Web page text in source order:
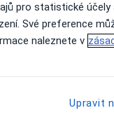
službách.
pro statistické
Své preference
naleznete v
Upravit